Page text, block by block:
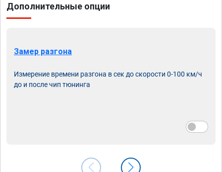
Дополнительные опции
Замер разгона
Измерение времени разгона в сек до скорости 0-100 км/ч
до и после чип тюнинга